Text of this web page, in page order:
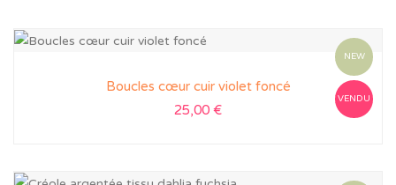
NEW
VENDU
Boucles cœur cuir violet foncé
25,00 €